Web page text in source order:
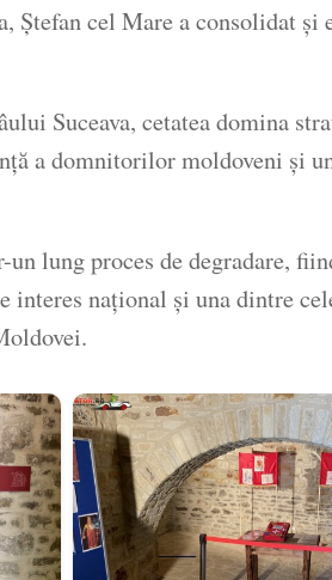
cel Mare a consolidat
Suceava, cetatea domina
a domnitorilor moldoveni și
lung proces de degradare,
interes național și una dintre